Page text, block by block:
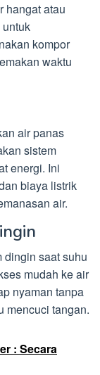
hangat atau
kompor
waktu
air panas
sistem
energi. Ini
biaya listrik
air.
dingin saat suhu
mudah ke air
nyaman tanpa
mencuci tangan.
: Secara